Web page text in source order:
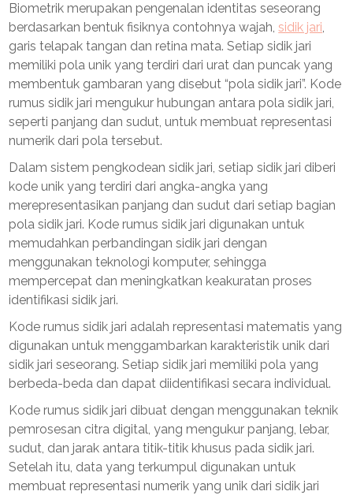
Biometrik merupakan pengenalan identitas seseorang
berdasarkan bentuk fisiknya contohnya wajah,sidik jari,
garis telapak tangan dan retina mata. Setiap sidik jari
memiliki pola unik yang terdiri dari urat dan puncak yang
membentuk gambaran yang disebut “pola sidik jari”. Kode
rumus sidik jari mengukur hubungan antara pola sidik jari,
seperti panjang dan sudut, untuk membuat representasi
numerik dari pola tersebut.
Dalam sistem pengkodean sidik jari, setiap sidik jari diberi
kode unik yang terdiri dari angka-angka yang
merepresentasikan panjang dan sudut dari setiap bagian
pola sidik jari. Kode rumus sidik jari digunakan untuk
memudahkan perbandingan sidik jari dengan
menggunakan teknologi komputer, sehingga
mempercepat dan meningkatkan keakuratan proses
identifikasi sidik jari.
Kode rumus sidik jari adalah representasi matematis yang
digunakan untuk menggambarkan karakteristik unik dari
sidik jari seseorang. Setiap sidik jari memiliki pola yang
berbeda-beda dan dapat diidentifikasi secara individual.
Kode rumus sidik jari dibuat dengan menggunakan teknik
pemrosesan citra digital, yang mengukur panjang, lebar,
sudut, dan jarak antara titik-titik khusus pada sidik jari.
Setelah itu, data yang terkumpul digunakan untuk
membuat representasi numerik yang unik dari sidik jari